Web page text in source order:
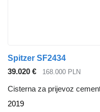
Spitzer SF2434
39.020 €
168.000 PLN
Cisterna za prijevoz
2019